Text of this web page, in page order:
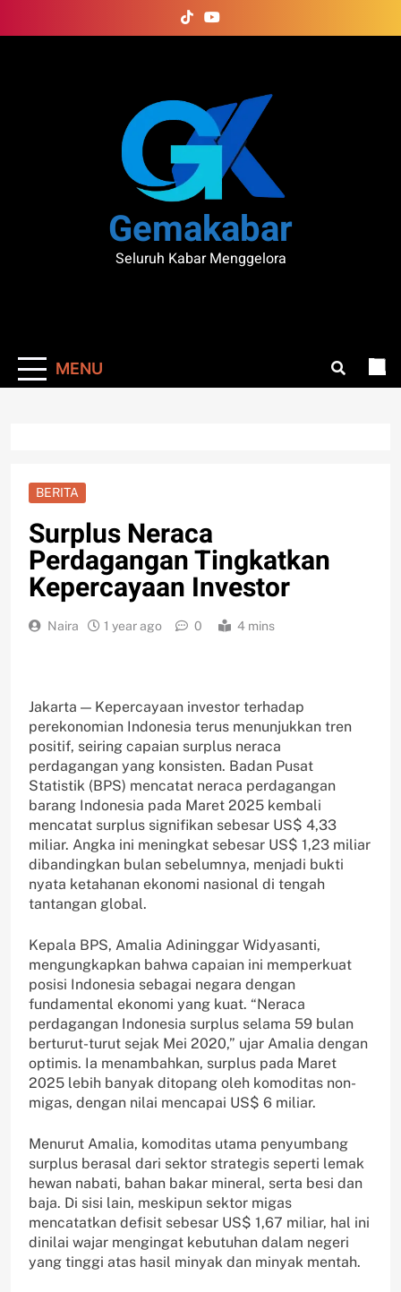
to
Gemakabar
Seluruh Kabar Menggelora
MENU
BERITA
Surplus Neraca
Perdagangan Tingkatkan
Kepercayaan Investor
Naira 1 year ago 0 4 mins
Jakarta — Kepercayaan investor terhadap
perekonomian Indonesia terus menunjukkan tren
positif, seiring capaian surplus neraca
perdagangan yang konsisten. Badan Pusat
Statistik (BPS) mencatat neraca perdagangan
barang Indonesia pada Maret 2025 kembali
mencatat surplus signifikan sebesar US$ 4,33
miliar. Angka ini meningkat sebesar US$ 1,23 miliar
dibandingkan bulan sebelumnya, menjadi bukti
nyata ketahanan ekonomi nasional di tengah
tantangan global.
Kepala BPS, Amalia Adininggar Widyasanti,
mengungkapkan bahwa capaian ini memperkuat
posisi Indonesia sebagai negara dengan
fundamental ekonomi yang kuat. “Neraca
perdagangan Indonesia surplus selama 59 bulan
berturut-turut sejak Mei 2020,” ujar Amalia dengan
optimis. Ia menambahkan, surplus pada Maret
2025 lebih banyak ditopang oleh komoditas non-
migas, dengan nilai mencapai US$ 6 miliar.
Menurut Amalia, komoditas utama penyumbang
surplus berasal dari sektor strategis seperti lemak
hewan nabati, bahan bakar mineral, serta besi dan
baja. Di sisi lain, meskipun sektor migas
mencatatkan defisit sebesar US$ 1,67 miliar, hal ini
dinilai wajar mengingat kebutuhan dalam negeri
yang tinggi atas hasil minyak dan minyak mentah.